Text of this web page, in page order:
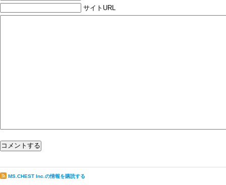
サイトURL
MS.CHEST Inc.の情報を購読する